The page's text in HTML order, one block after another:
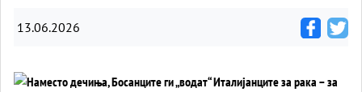
13.06.2026